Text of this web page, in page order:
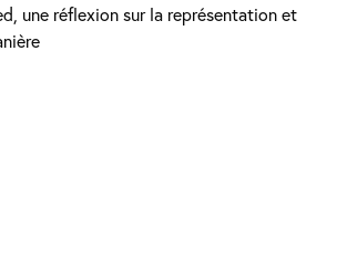
une réflexion sur la représentation et